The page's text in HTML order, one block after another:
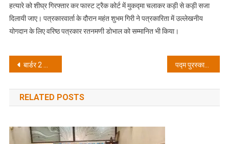
हत्यारे को शीघ्र गिरफ्तार कर फास्ट ट्रैक कोर्ट में मुकद्मा चलाकर कड़ी से कड़ी सजा
दिलायी जाए। पत्रकारवार्ता के दौरान महंत शुभम गिरी ने पत्रकारिता में उल्लेखनीय
योगदान के लिए वरिष्ठ पत्रकार रतनमणी डोभाल को सम्मानित भी किया।
Post
navigation
बार्डर 2 फिल्म 1971 के भारत-पाक युद्ध पर आधारित है: विनोद गांधी पद्म पुरस्कार-2026 के लिए 31 जुलाई, 2025 तक किए जा सकेंगे नामांकन
RELATED POSTS